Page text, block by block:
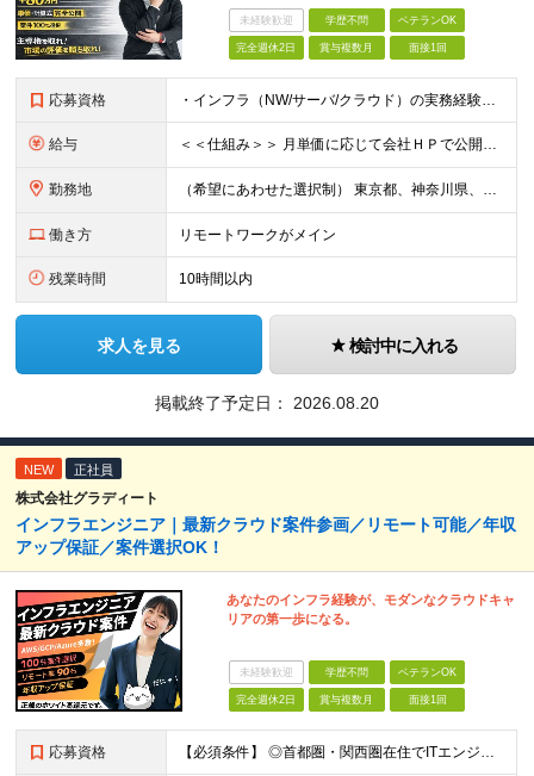
未経験歓迎 学歴不問 ベテランOK
完全週休2日 賞与複数月 面接1回
応募資格 ・インフラ（NW/サーバ/クラウド）の実務経験をお持ちの方（目安：1年以上は全員面接確定） ・インフラに興味がある未経験の方 ・学歴不問 ■ こんな方を歓迎します ・IaC（Terraform等）
給与 ＜＜仕組み＞＞ 月単価に応じて会社ＨＰで公開しているテーブルにもとづき毎月決定されます！ https://www.tech4u.dev/payroll ＜＜実績＞＞ 平均年収実績：590万円 ＜＜
勤務地 （希望にあわせた選択制） 東京都、神奈川県、埼玉県、千葉県、大阪府、兵庫県、京都府、愛知県、福岡県の各プロジェクト先 ・フル／ハイブリッドリモート案件あり ・転勤なし ・U・Iターンも歓迎＆支援可能
働き方 リモートワークがメイン
残業時間 10時間以内
求人を見る 検討中に入れる
掲載終了予定日： 2026.08.20
NEW 正社員
株式会社グラディート
インフラエンジニア｜最新クラウド案件参画／リモート可能／年収
アップ保証／案件選択OK！
あなたのインフラ経験が、モダンなクラウドキャ
リアの第一歩になる。
未経験歓迎 学歴不問 ベテランOK
完全週休2日 賞与複数月 面接1回
応募資格 【必須条件】 ◎⾸都圏・関⻄圏在住でITエンジニアとしての実務経験が3年以上ある⽅（開発・インフラいずれも歓迎） →⾸都圏（東京、神奈川、千葉、埼⽟）、関⻄圏（⼤阪、兵庫、京都）在住のITエンジニア採